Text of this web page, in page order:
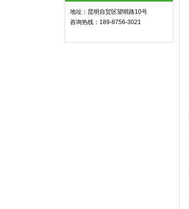
地址：昆明自贸区望哨路10号
咨询热线：189-8756-3021